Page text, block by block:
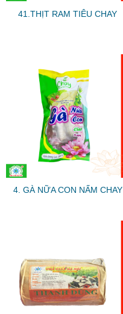
41.THỊT RAM TIÊU CHAY
4. GÀ NỮA CON NẤM CHAY